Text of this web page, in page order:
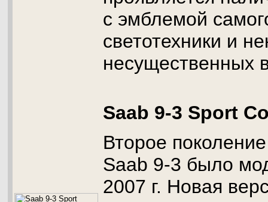
с эмблемой
светотехники и
несущественных
Saab 9-3 Sport
Второе
Saab 9-3 было
2007 г. Новая